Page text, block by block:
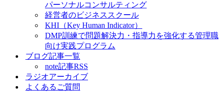
パーソナルコンサルティング
経営者のビジネススクール
KHI（Key Human Indicator）
DMP訓練で問題解決力・指導力を強化する管理職
向け実践プログラム
ブログ記事一覧
note記事RSS
ラジオアーカイブ
よくあるご質問